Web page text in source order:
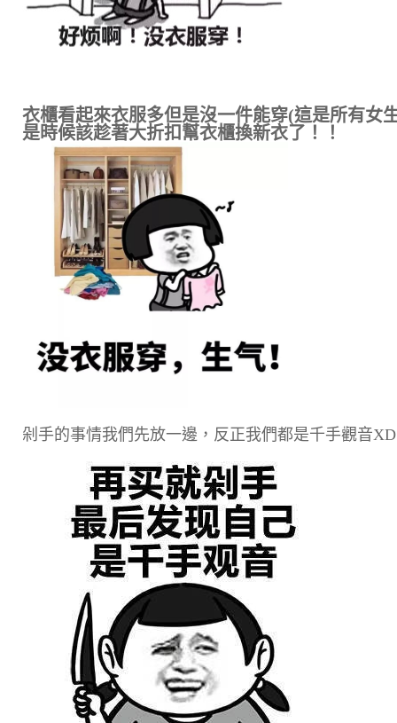
衣櫃看起來衣服多但是沒一件能穿(這是所有女
是時候該趁著大折扣幫衣櫃換新衣了！！
剁手的事情我們先放一邊，反正我們都是千手觀音XD